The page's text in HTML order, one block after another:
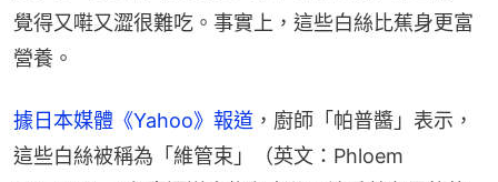
覺得又嚡又澀很難吃。事實上，這些白絲比蕉身更富
營養。
據日本媒體《Yahoo》報道 ，廚師「帕普醬」表示，
這些白絲被稱為「維管束」（英文：Phloem